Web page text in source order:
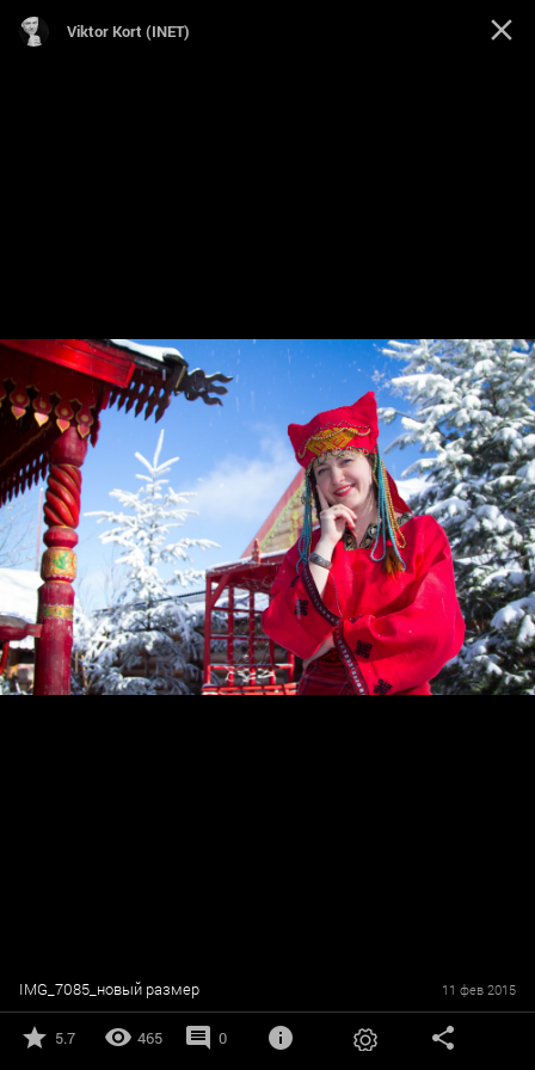
Viktor Kort (INET)
IMG_7085_новый размер 11 фев 2015
5.7 465 0